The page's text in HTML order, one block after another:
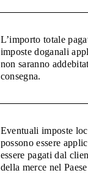
L’importo totale
imposte doganali
non saranno
consegna.
Eventuali imposte
possono essere
essere pagati dal
della merce nel